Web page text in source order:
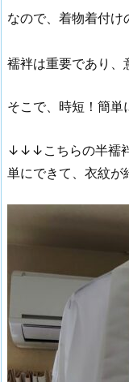
なので、着物着付け
襦袢は重要であり、
そこで、時短！簡単
↓↓↓こちらの半襦
単にできて、衣紋が